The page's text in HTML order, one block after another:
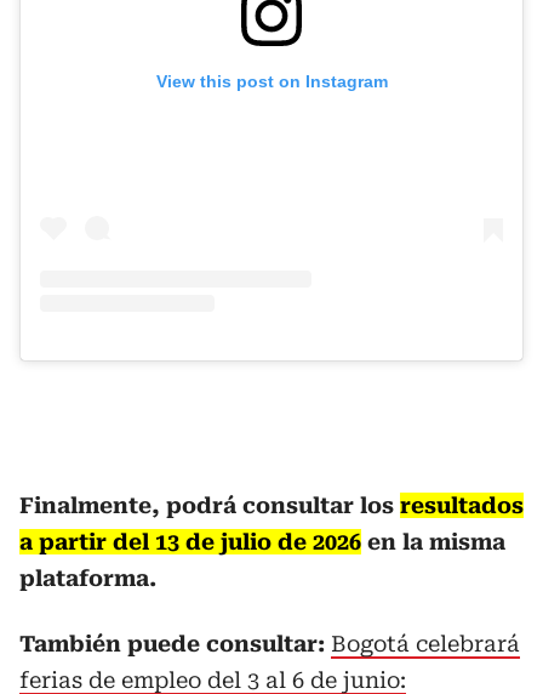
View this post on Instagram
Finalmente, podrá consultar los resultados
a partir del 13 de julio de 2026 en la misma
plataforma.
También puede consultar: Bogotá celebrará
ferias de empleo del 3 al 6 de junio: